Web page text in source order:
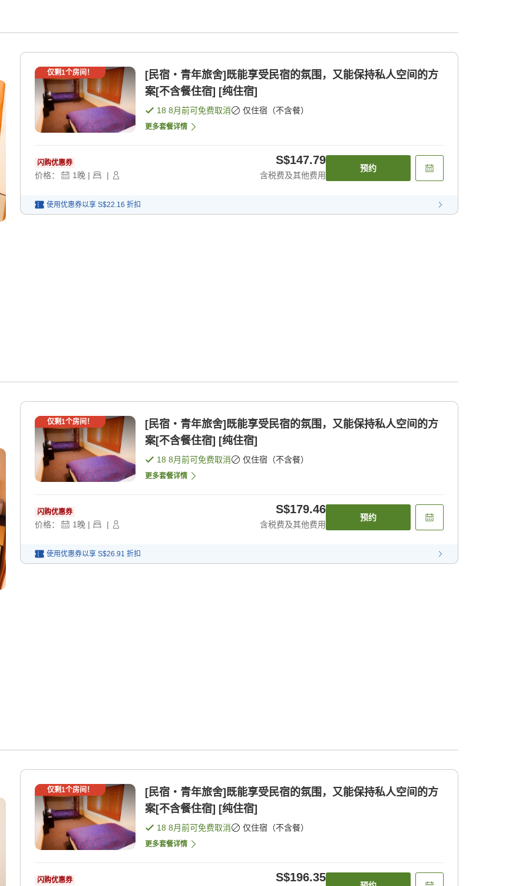
仅剩1个房间！
[民宿・青年旅舍]既能享受民宿的氛围，又能保持私人空间的方
案[不含餐住宿] [纯住宿]
18 8月前可免费取消 仅住宿（不含餐）
更多套餐详情
闪购优惠券
价格： 1 晚 | |
S$147.79
含税费及其他费用
预约
使用优惠券以享 S$22.16 折扣
仅剩1个房间！
[民宿・青年旅舍]既能享受民宿的氛围，又能保持私人空间的方
案[不含餐住宿] [纯住宿]
18 8月前可免费取消 仅住宿（不含餐）
更多套餐详情
闪购优惠券
价格： 1 晚 | |
S$179.46
含税费及其他费用
预约
使用优惠券以享 S$26.91 折扣
仅剩1个房间！
[民宿・青年旅舍]既能享受民宿的氛围，又能保持私人空间的方
案[不含餐住宿] [纯住宿]
18 8月前可免费取消 仅住宿（不含餐）
更多套餐详情
闪购优惠券 S$196.35